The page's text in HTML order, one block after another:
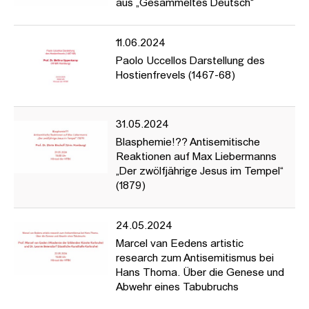
ausgewählter Beispiele in ihrer jeweiligen historischen Situiertheit
nachzugehen und für Antisemitismus in der Kunst zu
sensibilisieren. Es werden internationale Referent*innen sprechen
ebenso wie Vertreter*innen aus dem Studienschwerpunkt
Theorie und Geschichte.
aus „Gesammeltes Deutsch“
11.06.2024
Paolo Uccellos Darstellung des
Hostienfrevels (1467-68)
31.05.2024
Blasphemie!?? Antisemitische
Reaktionen auf Max Liebermanns
„Der zwölfjährige Jesus im Tempel“
(1879)
24.05.2024
Marcel van Eedens artistic
research zum Antisemitismus bei
Hans Thoma. Über die Genese und
Abwehr eines Tabubruchs